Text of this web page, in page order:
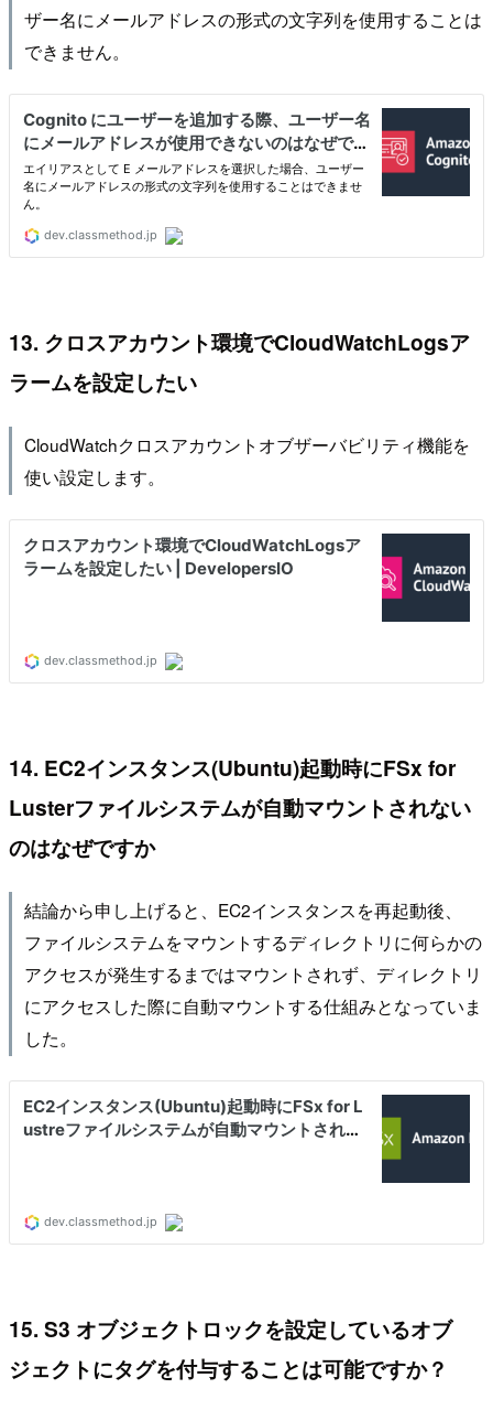
ザー名にメールアドレスの形式の文字列を使用することは
できません。
13. クロスアカウント環境でCloudWatchLogsア
ラームを設定したい
CloudWatchクロスアカウントオブザーバビリティ機能を
使い設定します。
14. EC2インスタンス(Ubuntu)起動時にFSx for
Lusterファイルシステムが自動マウントされない
のはなぜですか
結論から申し上げると、EC2インスタンスを再起動後、
ファイルシステムをマウントするディレクトリに何らかの
アクセスが発生するまではマウントされず、ディレクトリ
にアクセスした際に自動マウントする仕組みとなっていま
した。
15. S3 オブジェクトロックを設定しているオブ
ジェクトにタグを付与することは可能ですか？